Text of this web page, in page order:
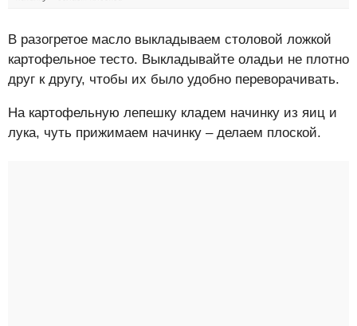
В разогретое масло выкладываем столовой ложкой
картофельное тесто. Выкладывайте оладьи не плотно
друг к другу, чтобы их было удобно переворачивать.
На картофельную лепешку кладем начинку из яиц и
лука, чуть прижимаем начинку – делаем плоской.